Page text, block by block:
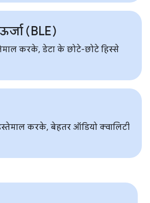
(BLE)
करके, डेटा के छोटे-छोटे हिस्से
करके, बेहतर ऑडियो क्वालिटी